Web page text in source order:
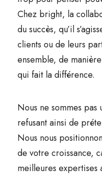
Chez bright, la
du succès, qu’il
clients ou de leurs
ensemble, de
qui fait la différence.
Nous ne sommes
refusant ainsi de
Nous nous
de votre croissance,
meilleures expertises